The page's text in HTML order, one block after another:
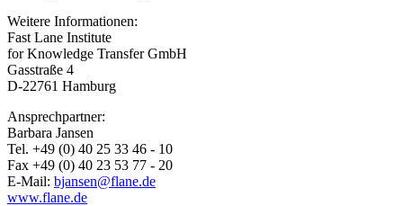
Weitere Informationen:
Fast Lane Institute
for Knowledge Transfer GmbH
Gasstraße 4
D-22761 Hamburg
Ansprechpartner:
Barbara Jansen
Tel. +49 (0) 40 25 33 46 - 10
Fax +49 (0) 40 23 53 77 - 20
E-Mail: bjansen@flane.de
www.flane.de